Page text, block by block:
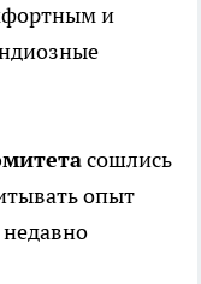
и
сошлись
опыт